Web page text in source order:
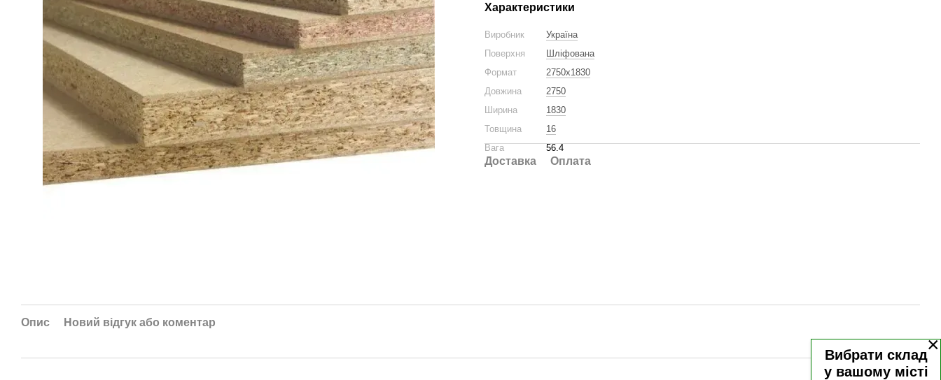
×
Вибрати склад
у вашому місті
Характеристики
Виробник
Україна
Поверхня
Шліфована
Формат
2750x1830
Довжина
2750
Ширина
1830
Товщина
16
Вага
56.4
Доставка Оплата
Опис Новий відгук або коментар